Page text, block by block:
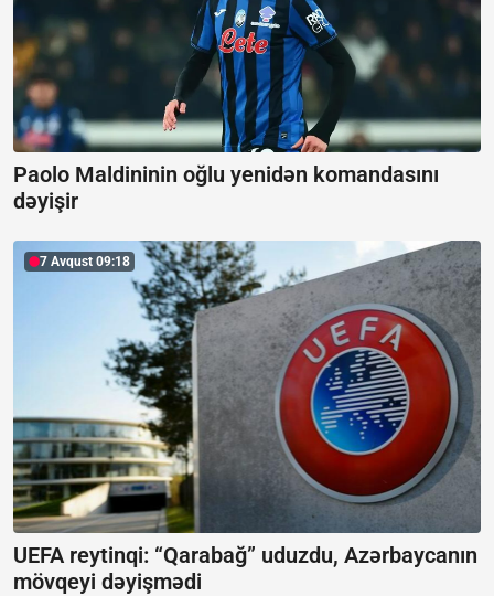
Paolo Maldininin oğlu yenidən komandasını
dəyişir
7 Avqust 09:18
UEFA reytinqi: “Qarabağ” uduzdu, Azərbaycanın
mövqeyi dəyişmədi